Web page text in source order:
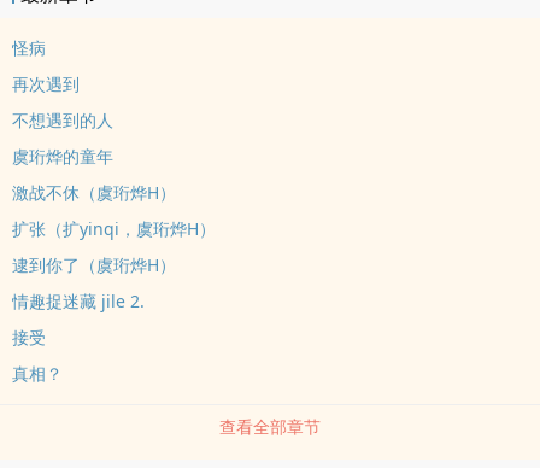
怪病
再次遇到
不想遇到的人
虞珩烨的童年
激战不休（虞珩烨H）
扩张（扩yinqi，虞珩烨H）
逮到你了（虞珩烨H）
情趣捉迷藏 jile 2.
接受
真相？
查看全部章节